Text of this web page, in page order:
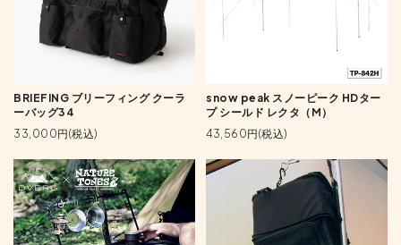
BRIEFING ブリーフィング クーラ
ーバッグ34
33,000円(税込)
snow peak スノーピーク HDター
プ シールド レクタ（M）
43,560円(税込)